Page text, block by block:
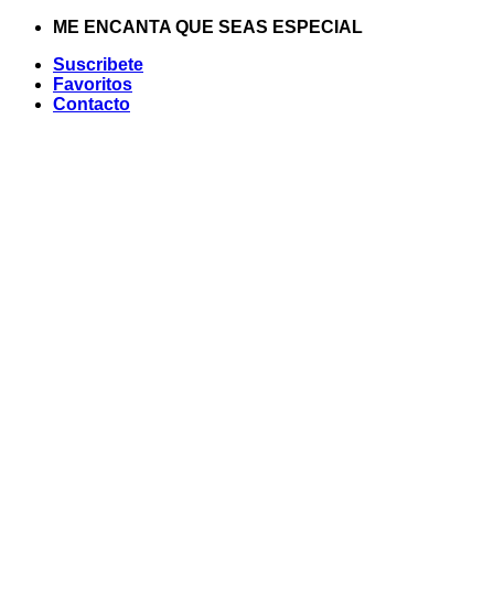
Saltar
contenido
ME ENCANTA QUE SEAS ESPECIAL
Suscribete
Favoritos
Contacto